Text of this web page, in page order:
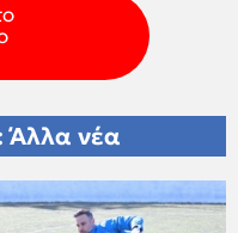
Άλλα νέα